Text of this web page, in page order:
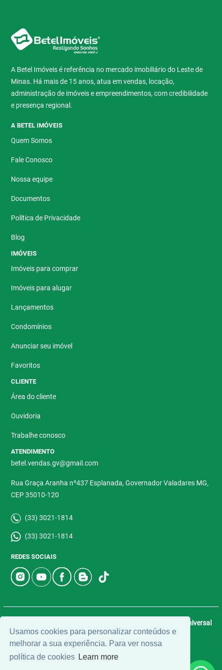
Usamos cookies para personalizar conteúdos e
melhorar a sua experiência. Para ver nossa
política de cookies Learn more
A Betel Imóveis é referência no mercado imobiliário do Leste de
Minas. Há mais de 15 anos, atua em vendas, locação,
administração de imóveis e empreendimentos, com credibilidade
e presença regional.
A BETEL IMÓVEIS
Quem Somos
Fale Conosco
Nossa equipe
Documentos
Política de Privacidade
Blog
IMÓVEIS
Imóveis para comprar
Imóveis para alugar
Lançamentos
Condomínios
Anunciar seu imóvel
Favoritos
CLIENTE
Área do cliente
Ouvidoria
Trabalhe conosco
ATENDIMENTO
betel.vendas.gv@gmail.com
Rua Graça Aranha nº437 Esplanada, Governador Valadares MG,
CEP 35010-120
(33) 3021-1814
(33) 3021-1814
REDES SOCIAIS
Universal
Software.